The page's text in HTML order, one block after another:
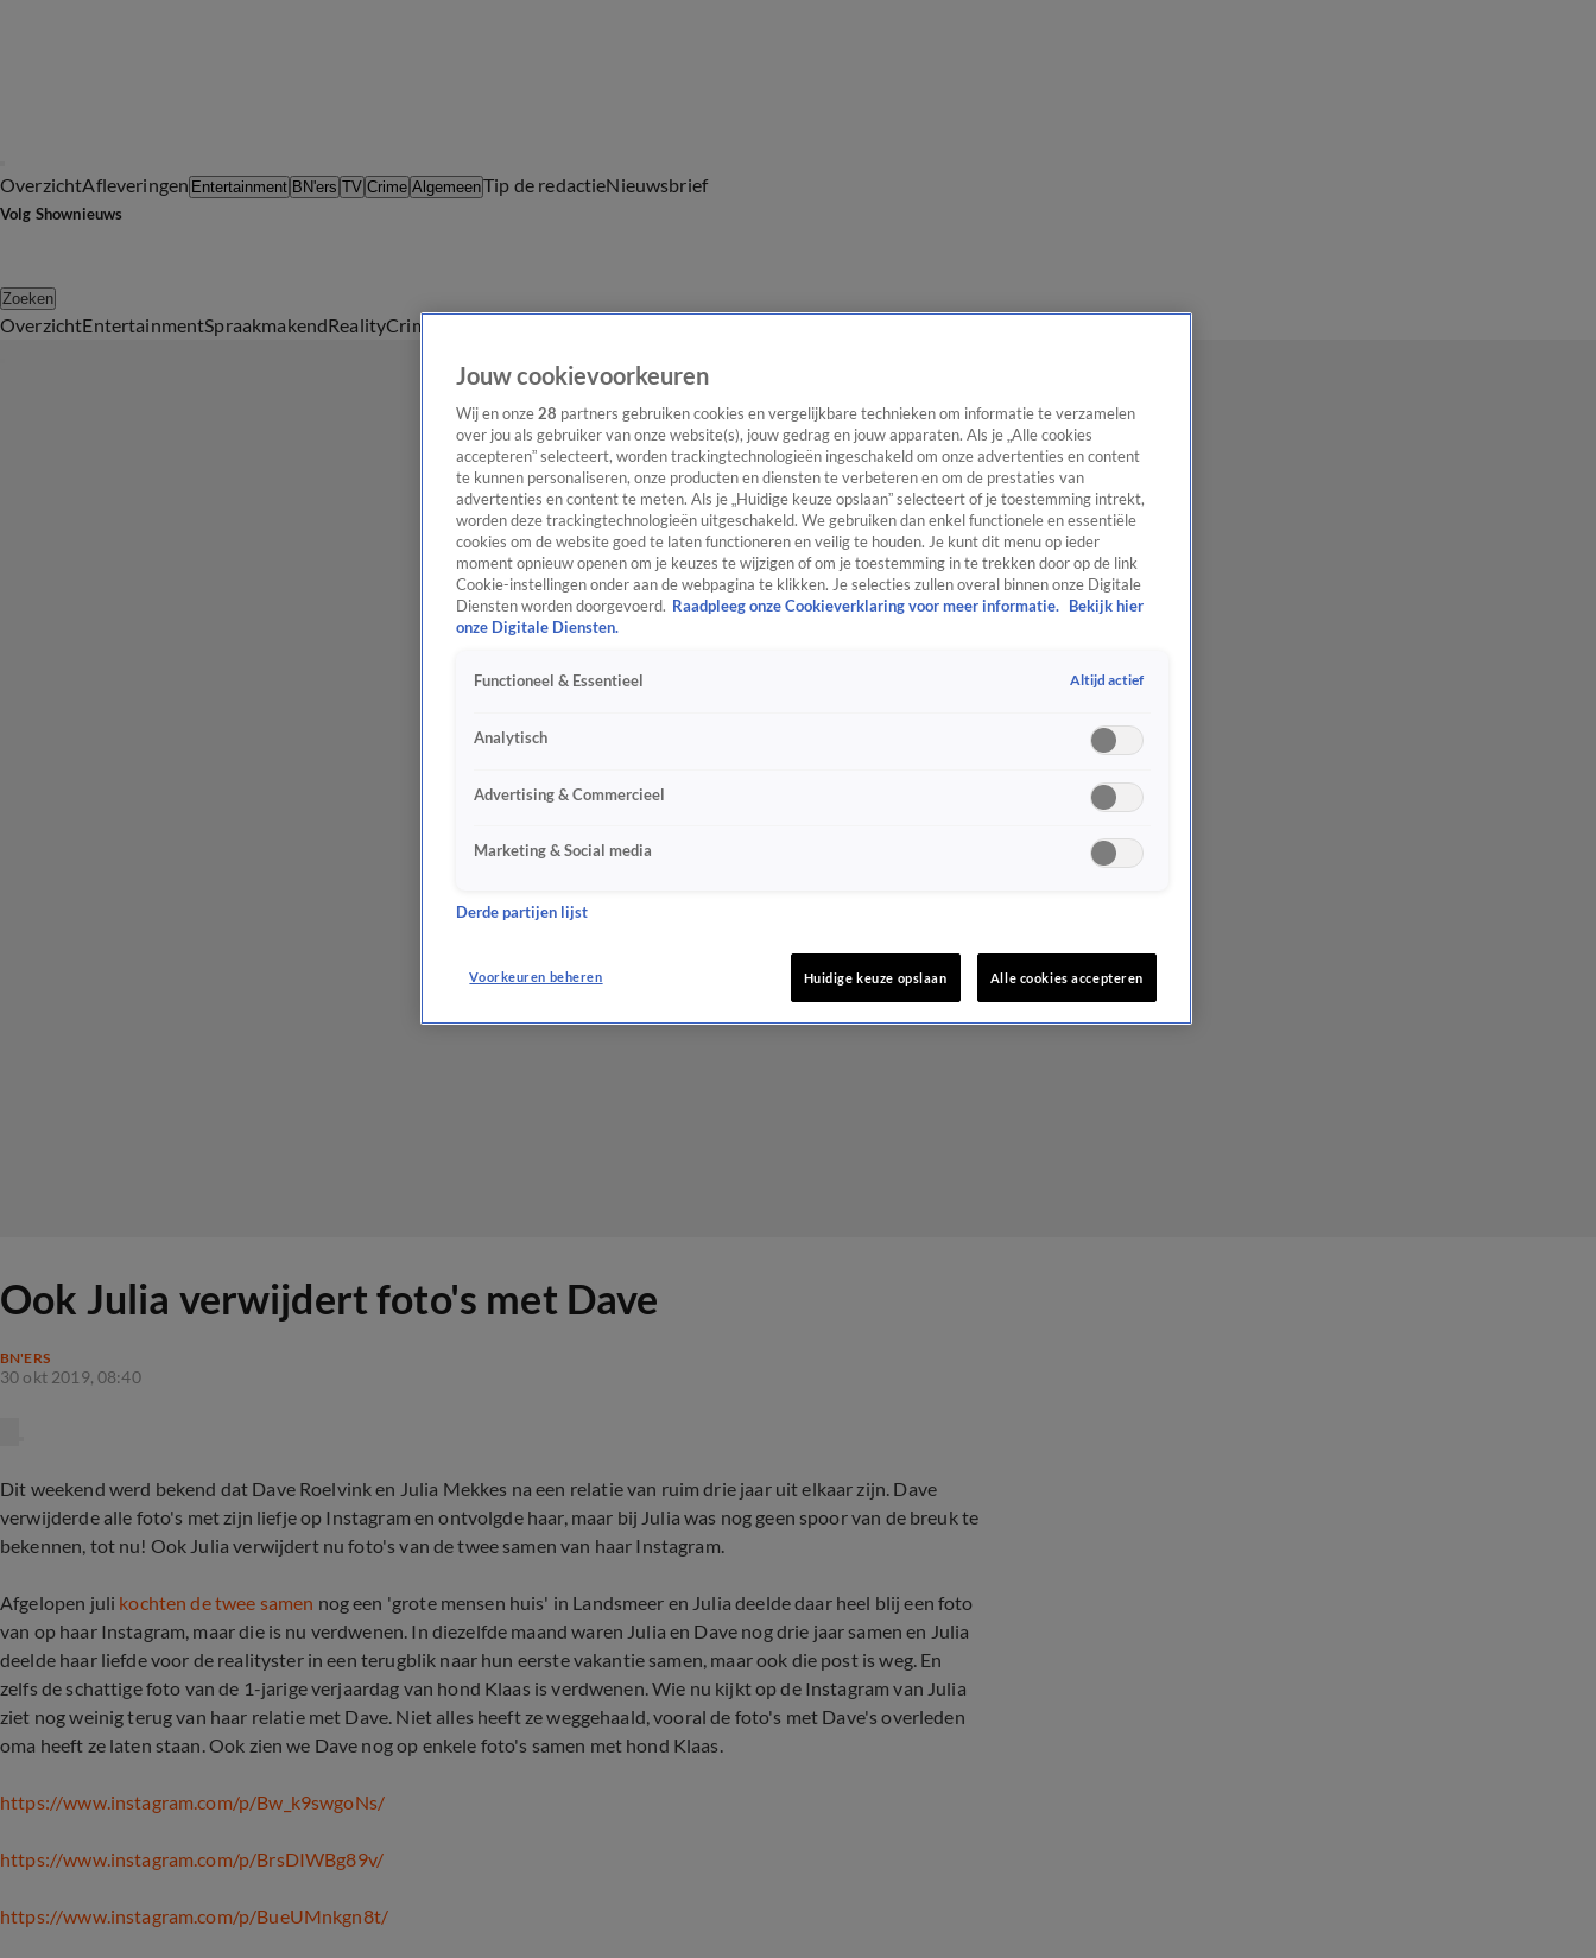
OverzichtAfleveringen Entertainment BN'ers TV Crime AlgemeenTip de redactieNieuwsbrief
Volg Shownieuws
Zoeken
OverzichtEntertainmentSpraakmakendRealityCrime
Ook Julia verwijdert foto's met Dave
BN'ERS
30 okt 2019, 08:40
Dit weekend werd bekend dat Dave Roelvink en Julia Mekkes na een relatie van ruim drie jaar uit elkaar zijn. Dave
verwijderde alle foto's met zijn liefje op Instagram en ontvolgde haar, maar bij Julia was nog geen spoor van de breuk te
bekennen, tot nu! Ook Julia verwijdert nu foto's van de twee samen van haar Instagram.
Afgelopen juli kochten de twee samen nog een 'grote mensen huis' in Landsmeer en Julia deelde daar heel blij een foto
van op haar Instagram, maar die is nu verdwenen. In diezelfde maand waren Julia en Dave nog drie jaar samen en Julia
deelde haar liefde voor de realityster in een terugblik naar hun eerste vakantie samen, maar ook die post is weg. En
zelfs de schattige foto van de 1-jarige verjaardag van hond Klaas is verdwenen. Wie nu kijkt op de Instagram van Julia
ziet nog weinig terug van haar relatie met Dave. Niet alles heeft ze weggehaald, vooral de foto's met Dave's overleden
oma heeft ze laten staan. Ook zien we Dave nog op enkele foto's samen met hond Klaas.
https://www.instagram.com/p/Bw_k9swgoNs/
https://www.instagram.com/p/BrsDIWBg89v/
https://www.instagram.com/p/BueUMnkgn8t/
Jouw cookievoorkeuren
Wij en onze 28 partners gebruiken cookies en vergelijkbare technieken om informatie te verzamelen
over jou als gebruiker van onze website(s), jouw gedrag en jouw apparaten. Als je „Alle cookies
accepteren” selecteert, worden trackingtechnologieën ingeschakeld om onze advertenties en content
te kunnen personaliseren, onze producten en diensten te verbeteren en om de prestaties van
advertenties en content te meten. Als je „Huidige keuze opslaan” selecteert of je toestemming intrekt,
worden deze trackingtechnologieën uitgeschakeld. We gebruiken dan enkel functionele en essentiële
cookies om de website goed te laten functioneren en veilig te houden. Je kunt dit menu op ieder
moment opnieuw openen om je keuzes te wijzigen of om je toestemming in te trekken door op de link
Cookie-instellingen onder aan de webpagina te klikken. Je selecties zullen overal binnen onze Digitale
Diensten worden doorgevoerd. Raadpleeg onze Cookieverklaring voor meer informatie.
Bekijk hier
onze Digitale Diensten.
Functioneel & Essentieel Altijd actief
Analytisch
Advertising & Commercieel
Marketing & Social media
Derde partijen lijst
Voorkeuren beheren Huidige keuze opslaan Alle cookies accepteren